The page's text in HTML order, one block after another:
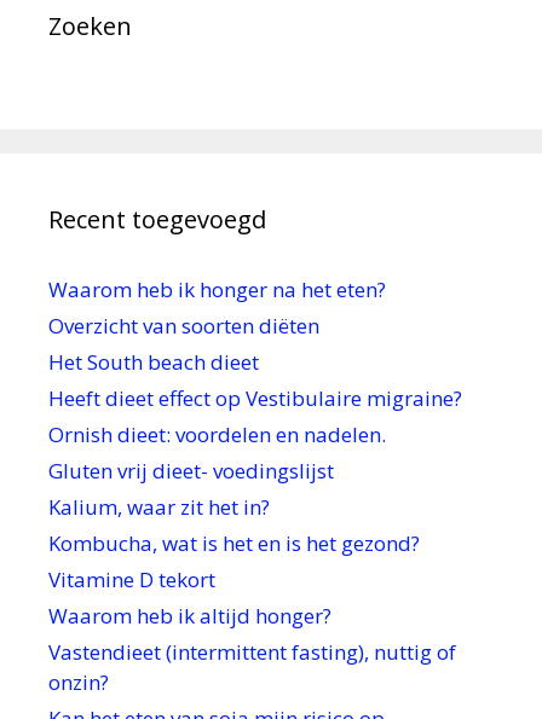
Zoeken
Recent toegevoegd
Waarom heb ik honger na het eten?
Overzicht van soorten diëten
Het South beach dieet
Heeft dieet effect op Vestibulaire migraine?
Ornish dieet: voordelen en nadelen.
Gluten vrij dieet- voedingslijst
Kalium, waar zit het in?
Kombucha, wat is het en is het gezond?
Vitamine D tekort
Waarom heb ik altijd honger?
Vastendieet (intermittent fasting), nuttig of
onzin?